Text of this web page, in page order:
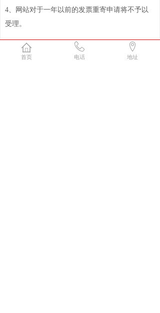
4、网站对于一年以前的发票重寄申请将不予以
受理。
首页 电话 地址